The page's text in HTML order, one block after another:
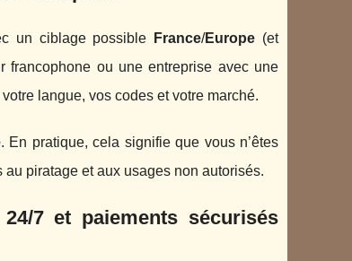
un ciblage possible France/Europe (et
francophone ou une entreprise avec une
langue, vos codes et votre marché.
. En pratique, cela signifie que vous n’êtes
piratage et aux usages non autorisés.
7 et paiements sécurisés